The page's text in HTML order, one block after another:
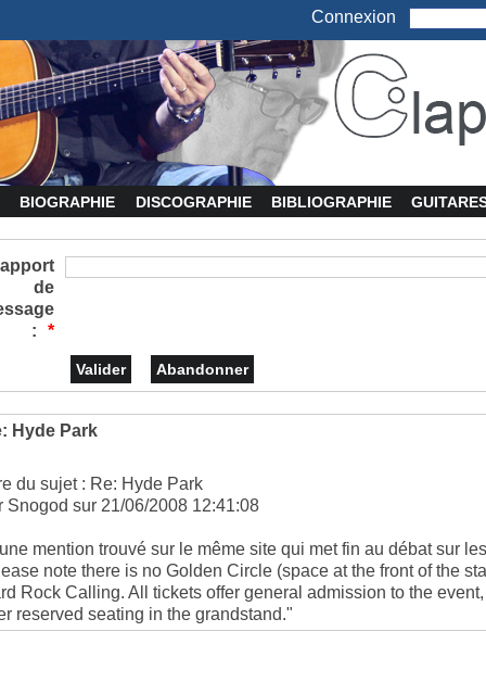
Connexion
BIOGRAPHIE DISCOGRAPHIE BIBLIOGRAPHIE
de
:
*
Hyde Park
du sujet : Re: Hyde Park
Snogod sur 21/06/2008 12:41:08
mention trouvé sur le même site qui met fin au débat sur
note there is no Golden Circle (space at the front of the
Rock Calling. All tickets offer general admission to the
reserved seating in the grandstand."